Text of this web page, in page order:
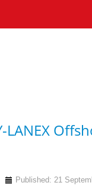
LANEX
Published: 21